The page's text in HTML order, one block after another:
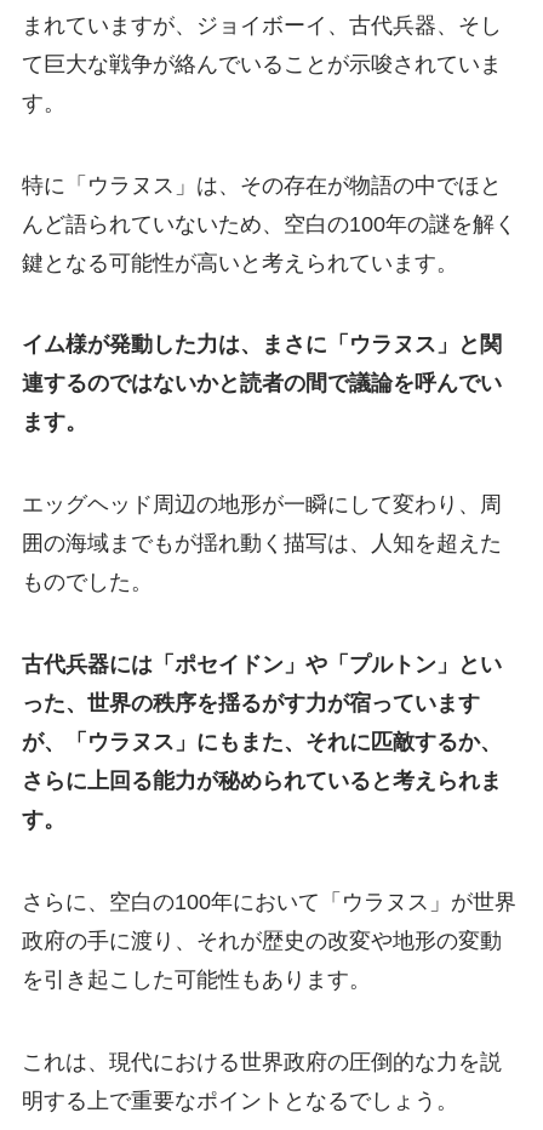
まれていますが、ジョイボーイ、古代兵器、そし
て巨大な戦争が絡んでいることが示唆されていま
す。
特に「ウラヌス」は、その存在が物語の中でほと
んど語られていないため、空白の100年の謎を解く
鍵となる可能性が高いと考えられています。
イム様が発動した力は、まさに「ウラヌス」と関
連するのではないかと読者の間で議論を呼んでい
ます。
エッグヘッド周辺の地形が一瞬にして変わり、周
囲の海域までもが揺れ動く描写は、人知を超えた
ものでした。
古代兵器には「ポセイドン」や「プルトン」とい
った、世界の秩序を揺るがす力が宿っています
が、「ウラヌス」にもまた、それに匹敵するか、
さらに上回る能力が秘められていると考えられま
す。
さらに、空白の100年において「ウラヌス」が世界
政府の手に渡り、それが歴史の改変や地形の変動
を引き起こした可能性もあります。
これは、現代における世界政府の圧倒的な力を説
明する上で重要なポイントとなるでしょう。